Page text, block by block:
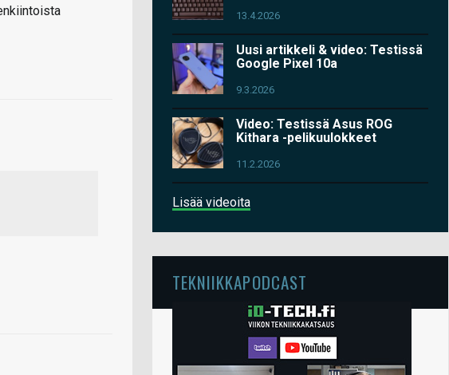
13.4.2026
Uusi artikkeli & video: Testissä
Google Pixel 10a
9.3.2026
Video: Testissä Asus ROG
Kithara -pelikuulokkeet
11.2.2026
Lisää videoita
TEKNIIKKAPODCAST